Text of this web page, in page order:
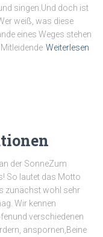
singen.Und doch ist
weiß, was diese
eines Weges stehen
Weiterlesen
der SonneZum
So lautet das Motto
zunächst wohl sehr
Wir kennen
verschiedenen
anspornen,Beine